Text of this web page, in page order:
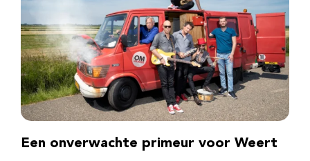
Een onverwachte primeur voor Weert